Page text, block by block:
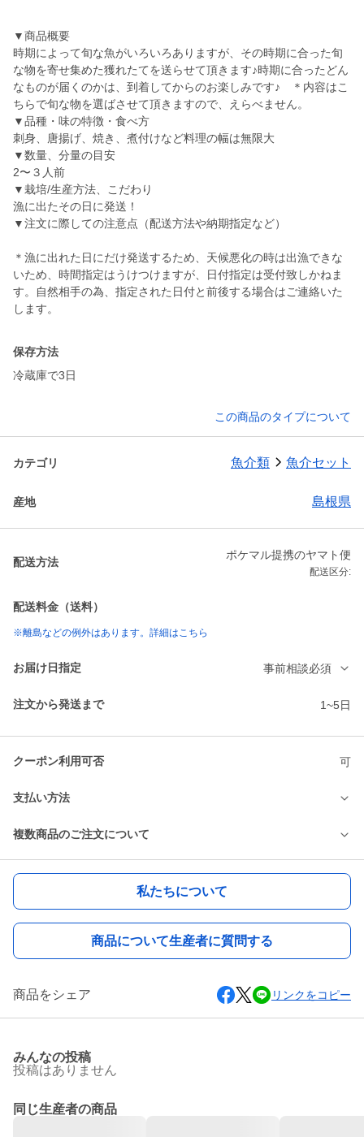
▼商品概要
時期によって旬な魚がいろいろありますが、その時期に合った旬
な物を寄せ集めた獲れたてを送らせて頂きます♪時期に合ったどん
なものが届くのかは、到着してからのお楽しみです♪ ＊内容はこ
ちらで旬な物を選ばさせて頂きますので、えらべません。
▼品種・味の特徴・食べ方
刺身、唐揚げ、焼き、煮付けなど料理の幅は無限大
▼数量、分量の目安
2〜３人前
▼栽培/生産方法、こだわり
漁に出たその日に発送！
▼注文に際しての注意点（配送方法や納期指定など）
＊漁に出れた日にだけ発送するため、天候悪化の時は出漁できな
いため、時間指定はうけつけますが、日付指定は受付致しかねま
す。自然相手の為、指定された日付と前後する場合はご連絡いた
します。
保存方法
冷蔵庫で3日
この商品のタイプについて
カテゴリ 魚介類 魚介セット
産地 島根県
配送方法
ポケマル提携のヤマト便
配送区分:
配送料金（送料）
※離島などの例外はあります。詳細はこちら
お届け日指定 事前相談必須
注文から発送まで 1~5日
クーポン利用可否 可
支払い方法
複数商品のご注文について
私たちについて
商品について生産者に質問する
商品をシェア リンクをコピー
みんなの投稿
投稿はありません
同じ生産者の商品